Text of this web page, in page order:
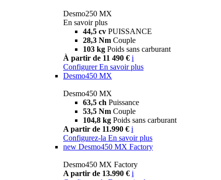
Desmo250 MX
En savoir plus
44,5 cv PUISSANCE
28,3 Nm Couple
103 kg Poids sans carburant
À partir de 11 490 € i
Configurer En savoir plus
Desmo450 MX
Desmo450 MX
63,5 ch Puissance
53,5 Nm Couple
104,8 kg Poids sans carburant
A partir de 11.990 € i
Configurez-la En savoir plus
new Desmo450 MX Factory
Desmo450 MX Factory
A partir de 13.990 € i